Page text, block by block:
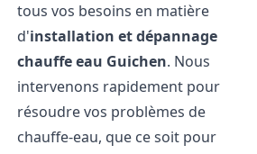
tous vos besoins en matière
d'installation et dépannage
chauffe eau Guichen. Nous
intervenons rapidement pour
résoudre vos problèmes de
chauffe-eau, que ce soit pour